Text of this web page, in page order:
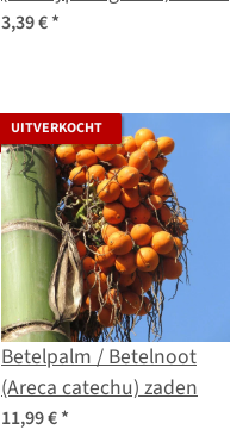
3,39 €*
UITVERKOCHT
Betelpalm / Betelnoot
(Areca catechu) zaden
11,99 €*